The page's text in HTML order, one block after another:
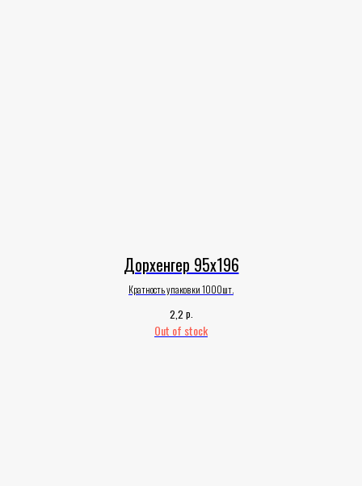
Дорхенгер 95х196
Кратность упаковки 1000шт.
2,2 р.
Out of stock